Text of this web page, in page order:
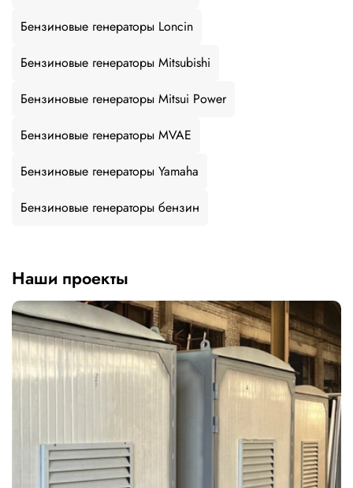
Бензиновые генераторы Loncin
Бензиновые генераторы Mitsubishi
Бензиновые генераторы Mitsui Power
Бензиновые генераторы MVAE
Бензиновые генераторы Yamaha
Бензиновые генераторы бензин
Наши проекты